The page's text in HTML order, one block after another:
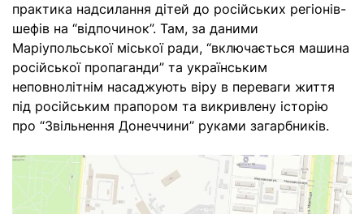
практика надсилання дітей до російських регіонів-
шефів на “відпочинок”. Там, за даними
Маріупольської міської ради, “включається машина
російської пропаганди” та українським
неповнолітнім насаджують віру в переваги життя
під російським прапором та викривлену історію
про “Звільнення Донеччини” руками загарбників.